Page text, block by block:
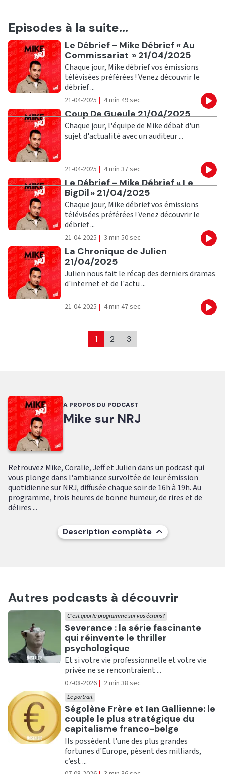
Episodes à la suite...
Ecouter
Le Débrief - Mike Débrief « Au
Commissariat » 21/04/2025
Chaque jour, Mike débrief vos émissions
télévisées préférées ! Venez découvrir le
débrief ...
21-04-2025 | 4 min 49 sec
Ecouter
Coup De Gueule 21/04/2025
Chaque jour, l'équipe de Mike débat d'un
sujet d'actualité avec un auditeur ...
21-04-2025 | 4 min 37 sec
Ecouter
Le Débrief - Mike Débrief « Le
BigDil » 21/04/2025
Chaque jour, Mike débrief vos émissions
télévisées préférées ! Venez découvrir le
débrief ...
21-04-2025 | 3 min 50 sec
Ecouter
La Chronique de Julien
21/04/2025
Julien nous fait le récap des derniers dramas
d'internet et de l'actu ...
21-04-2025 | 4 min 47 sec
1 2 3
A PROPOS DU PODCAST
Mike sur NRJ
Retrouvez Mike, Coralie, Jeff et Julien dans un podcast qui
vous plonge dans l'ambiance survoltée de leur émission
quotidienne sur NRJ, diffusée chaque soir de 16h à 19h. Au
programme, trois heures de bonne humeur, de rires et de
délires ...
Description complète
Autres podcasts à découvrir
Ecouter
Severance : la série fascinante
qui réinvente le thriller
psychologique
C'est quoi le programme sur vos écrans?
Et si votre vie professionnelle et votre vie
privée ne se rencontraient ...
07-08-2026 | 2 min 38 sec
Ecouter
Ségolène Frère et Ian Gallienne: le
couple le plus stratégique du
capitalisme franco-belge
Le portrait
Ils possèdent l'une des plus grandes
fortunes d'Europe, pèsent des milliards,
c’est ...